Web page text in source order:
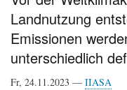
Landnutzung
Emissionen
unterschiedlich
Fr, 24.11.2023 — IIASA